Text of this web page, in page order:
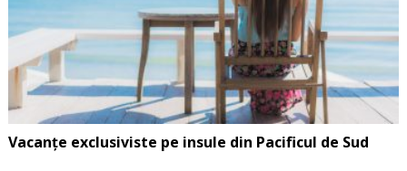
Vacanțe exclusiviste pe insule din Pacificul de Sud